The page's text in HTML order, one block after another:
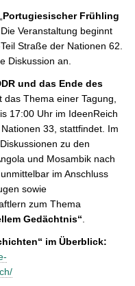
„Portugiesischer Frühling
Veranstaltung beginnt
Straße der Nationen 62.
Diskussion an.
und das Ende des
das Thema einer Tagung,
17:00 Uhr im IdeenReich
33, stattfindet. Im
zu den
und Mosambik nach
im Anschluss
sowie
zum Thema
Gedächtnis“.
im Überblick: